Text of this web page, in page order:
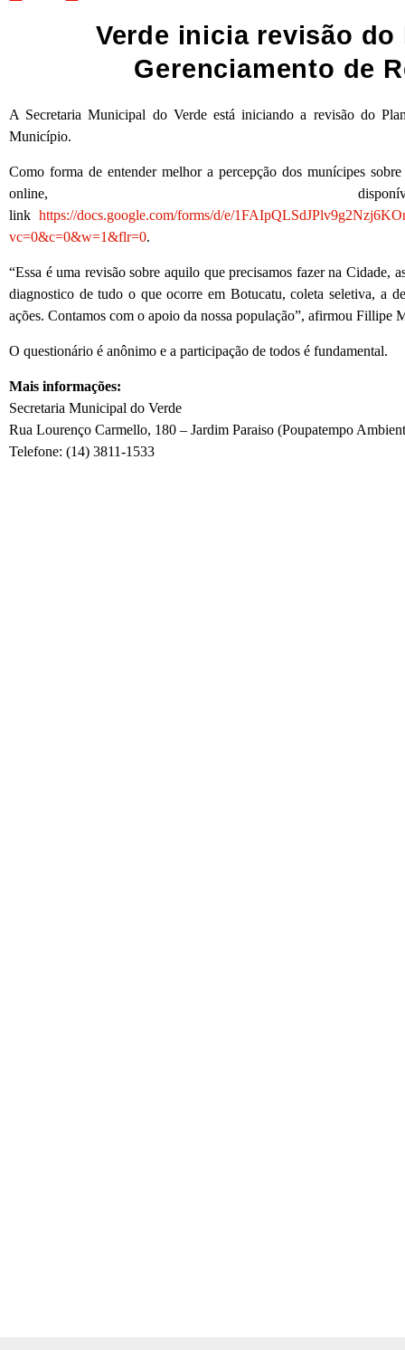
Verde inicia revisão
Gerenciamento de
A Secretaria Municipal do Verde está iniciando a revisão do
Município.
Como forma de entender melhor a percepção dos munícipes
online,
linkhttps://docs.google.com/forms/d/e/
vc=0&c=0&w=1&flr=0.
“Essa é uma revisão sobre aquilo que precisamos fazer na Cidade,
diagnostico de tudo o que ocorre em Botucatu, coleta seletiva, a
ações. Contamos com o apoio da nossa população”, afirmou Fillipe
O questionário é anônimo e a participação de todos é fundamental.
Mais informações:
Secretaria Municipal do Verde
Rua Lourenço Carmello, 180 – Jardim Paraiso (Poupatempo
Telefone: (14) 3811-1533